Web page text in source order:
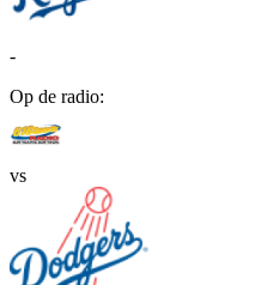
-
Op de radio:
vs